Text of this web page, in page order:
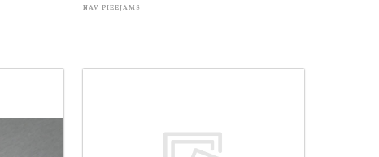
NAV PIEEJAMS